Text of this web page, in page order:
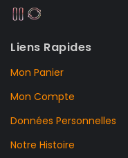
Liens Rapides
Mon Panier
Mon Compte
Données Personnelles
Notre Histoire